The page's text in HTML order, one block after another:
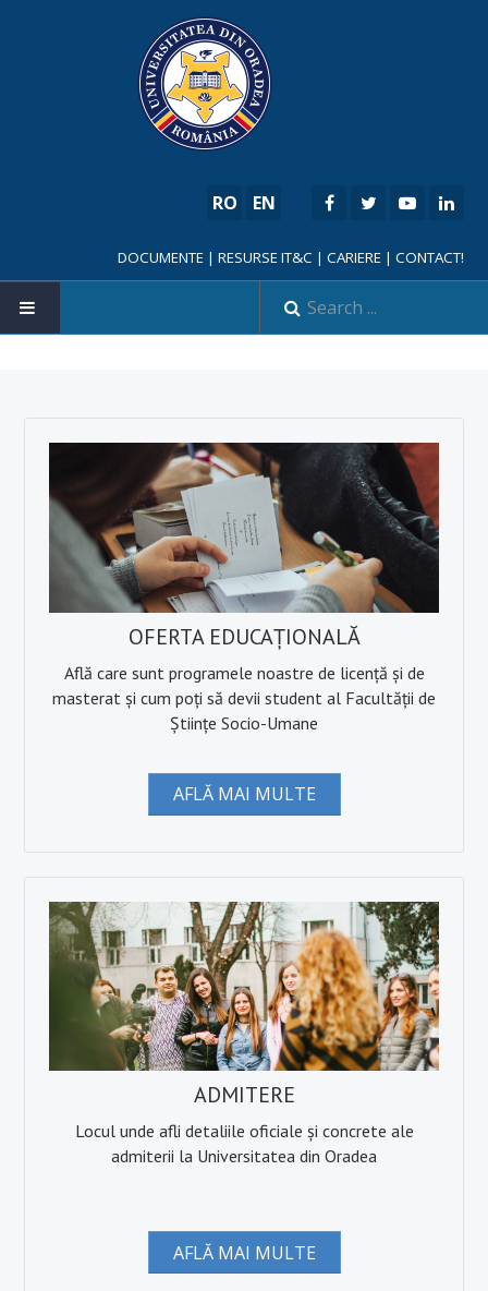
RO EN
DOCUMENTE | RESURSE IT&C | CARIERE | CONTACT!
OFERTA EDUCAȚIONALĂ
Află care sunt programele noastre de licență și de
masterat și cum poți să devii student al Facultății de
Științe Socio-Umane
AFLĂ MAI MULTE
ADMITERE
Locul unde afli detaliile oficiale și concrete ale
admiterii la Universitatea din Oradea
AFLĂ MAI MULTE